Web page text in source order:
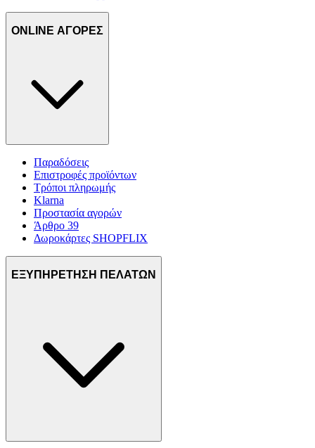
ONLINE ΑΓΟΡΕΣ
Παραδόσεις
Επιστροφές προϊόντων
Τρόποι πληρωμής
Klarna
Προστασία αγορών
Άρθρο 39
Δωροκάρτες SHOPFLIX
ΕΞΥΠΗΡΕΤΗΣΗ ΠΕΛΑΤΩΝ